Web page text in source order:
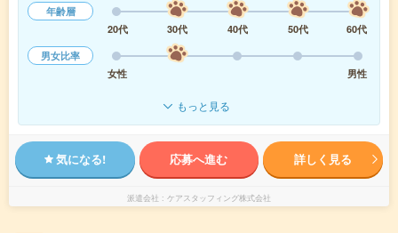
年齢層
20代
30代 40代 50代
60代
男女比率
女性
男性
もっと見る
気になる! 応募へ進む 詳しく見る
派遣会社 ケアスタッフィング株式会社